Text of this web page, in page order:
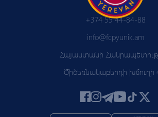
+374 55 44-84-88
info@fcpyunik.am
Հայաստանի
Ծիծեռնակաբերդի խճուղի